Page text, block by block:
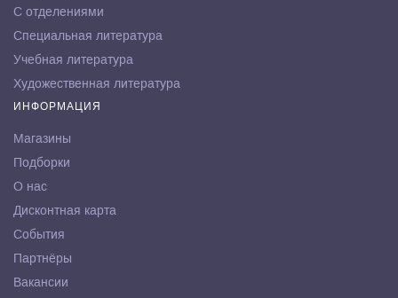
С отделениями
Специальная литература
Учебная литература
Художественная литература
ИНФОРМАЦИЯ
Магазины
Подборки
О нас
Дисконтная карта
События
Партнёры
Вакансии